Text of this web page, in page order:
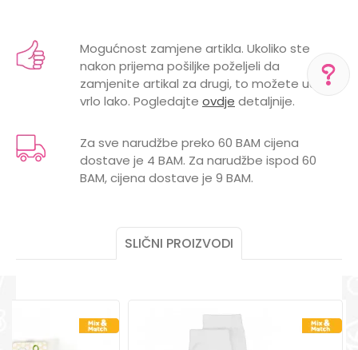
Za više informacija,
pomoć i porudžbine
+387 656-72209
15:00h
Kategorija
Čarape
Brend
LILLO&PIPPO
MUŠKI
Email
Mogućnost zamjene artikla. Ukoliko ste
nakon prijema pošiljke poželjeli da
zamjenite artikal za drugi, to možete učiniti
vrlo lako. Pogledajte ovdje detaljnije.
Za sve narudžbe preko 60 BAM cijena
dostave je 4 BAM. Za narudžbe ispod 60
BAM, cijena dostave je 9 BAM.
SLIČNI PROIZVODI